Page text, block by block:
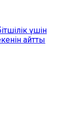
үшін
айтты